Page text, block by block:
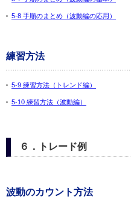
5-8 手順のまとめ（波動編の応用）
練習方法
5-9 練習方法（トレンド編）
5-10 練習方法（波動編）
６．トレード例
波動のカウント方法